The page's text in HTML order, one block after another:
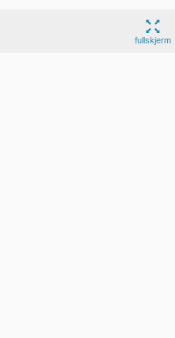
fullskjerm